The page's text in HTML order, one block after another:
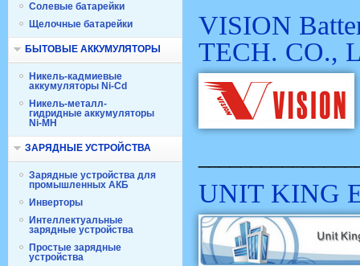
Солевые батарейки
Щелочные батарейки
БЫТОВЫЕ АККУМУЛЯТОРЫ
Никель-кадмиевые
аккумуляторы Ni-Cd
Никель-металл-
гидридные аккумуляторы
Ni-MH
ЗАРЯДНЫЕ УСТРОЙСТВА
Зарядные устройства для
промышленных АКБ
Инверторы
Интеллектуальные
зарядные устройства
Простые зарядные
устройства
VISION
TECH. CO.,
UNIT KING